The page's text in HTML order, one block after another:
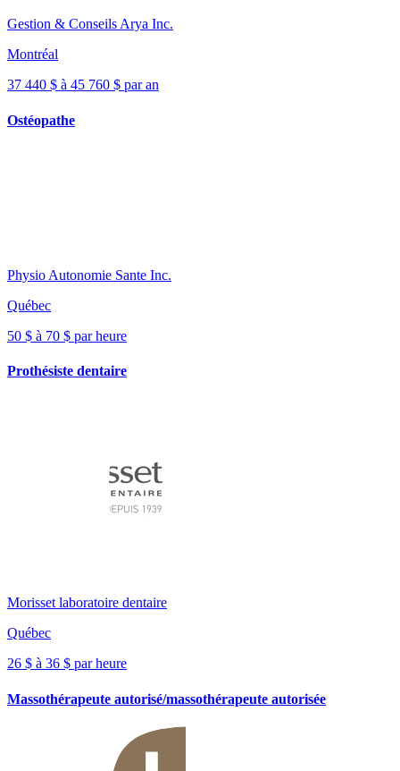
Gestion & Conseils Arya Inc.
Montréal
37 440 $ à 45 760 $ par an
Ostéopathe
Physio Autonomie Sante Inc.
Québec
50 $ à 70 $ par heure
Prothésiste dentaire
Morisset laboratoire dentaire
Québec
26 $ à 36 $ par heure
Massothérapeute autorisé/massothérapeute autorisée